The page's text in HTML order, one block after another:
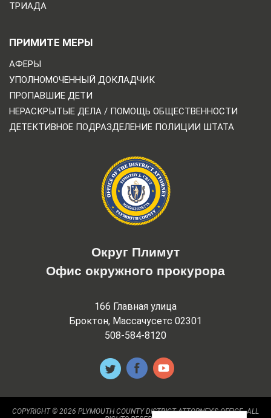
ТРИАДА
ПРИМИТЕ МЕРЫ
АФЕРЫ
УПОЛНОМОЧЕННЫЙ ДОКЛАДЧИК
ПРОПАВШИЕ ДЕТИ
НЕРАСКРЫТЫЕ ДЕЛА / ПОМОЩЬ ОБЩЕСТВЕННОСТИ
ДЕТЕКТИВНОЕ ПОДРАЗДЕЛЕНИЕ ПОЛИЦИИ ШТАТА
Округ Плимут
Офис окружного прокурора
166 Главная улица
Броктон, Массачусетс 02301
508-584-8120
COPYRIGHT © 2026 PLYMOUTH COUNTY DISTRICT ATTORNEY'S OFFICE. ALL